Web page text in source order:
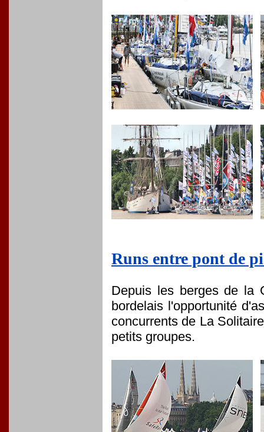
Runs entre pont de
Depuis les berges de la
bordelais l'opportunité
concurrents de La
petits groupes.